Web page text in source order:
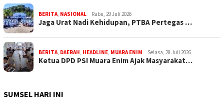
BERITA, NASIONAL Rabu, 29 Juli 2026
Jaga Urat Nadi Kehidupan, PTBA Pertegas …
BERITA, DAERAH, HEADLINE, MUARA ENIM Selasa, 28 Juli 2026
Ketua DPD PSI Muara Enim Ajak Masyarakat…
SUMSEL HARI INI